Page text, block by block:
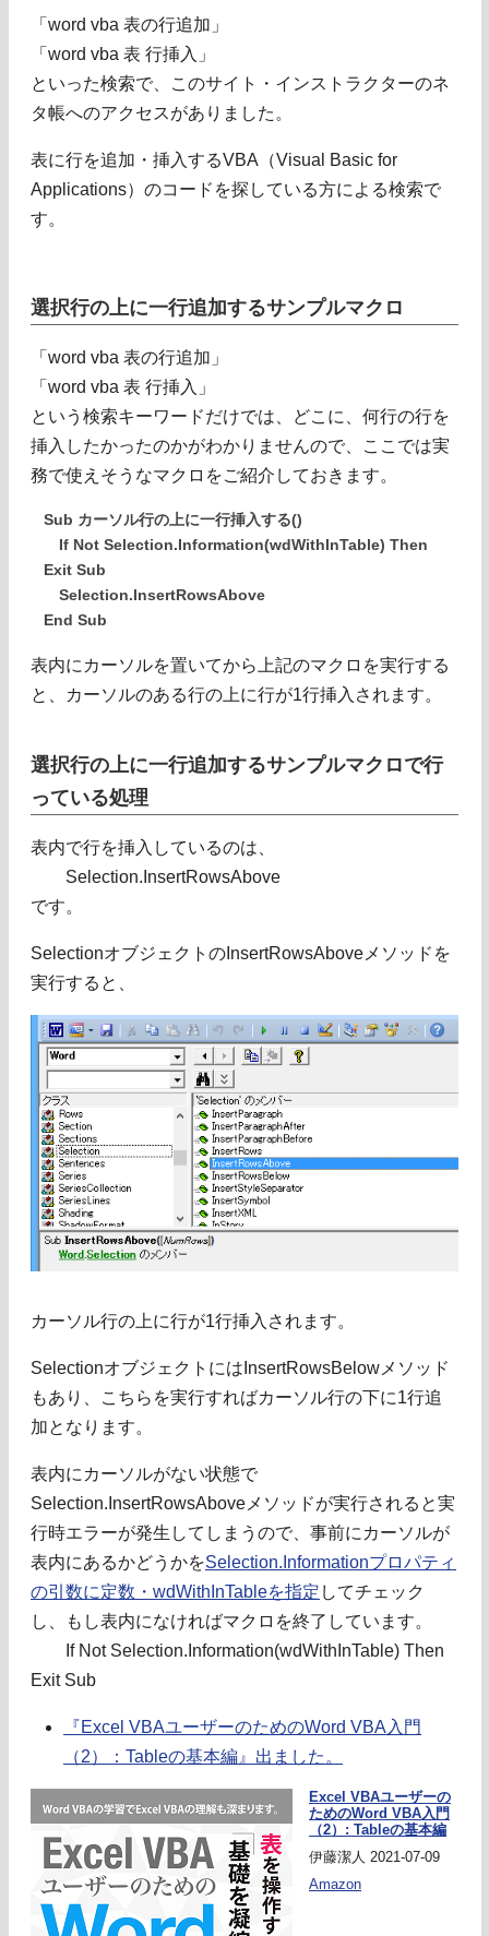
「word vba 表の行追加」
「word vba 表 行挿入」
といった検索で、このサイト・インストラクターのネ
タ帳へのアクセスがありました。
表に行を追加・挿入するVBA（Visual Basic for
Applications）のコードを探している方による検索で
す。
選択行の上に一行追加するサンプルマクロ
「word vba 表の行追加」
「word vba 表 行挿入」
という検索キーワードだけでは、どこに、何行の行を
挿入したかったのかがわかりませんので、ここでは実
務で使えそうなマクロをご紹介しておきます。
Sub カーソル行の上に一行挿入する()
If Not Selection.Information(wdWithInTable) Then
Exit Sub
Selection.InsertRowsAbove
End Sub
表内にカーソルを置いてから上記のマクロを実行する
と、カーソルのある行の上に行が1行挿入されます。
選択行の上に一行追加するサンプルマクロで行
っている処理
表内で行を挿入しているのは、
Selection.InsertRowsAbove
です。
SelectionオブジェクトのInsertRowsAboveメソッドを
実行すると、
カーソル行の上に行が1行挿入されます。
SelectionオブジェクトにはInsertRowsBelowメソッド
もあり、こちらを実行すればカーソル行の下に1行追
加となります。
表内にカーソルがない状態で
Selection.InsertRowsAboveメソッドが実行されると実
行時エラーが発生してしまうので、事前にカーソルが
表内にあるかどうかをSelection.Informationプロパティ
の引数に定数・wdWithInTableを指定 してチェック
し、もし表内になければマクロを終了しています。
If Not Selection.Information(wdWithInTable) Then
Exit Sub
『Excel VBAユーザーのためのWord VBA入門
（2）：Tableの基本編』出ました。
Excel VBAユーザーの
ためのWord VBA入門
（2）: Tableの基本編
伊藤潔人 2021-07-09
Amazon